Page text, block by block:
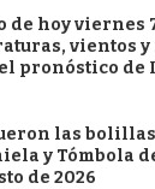
de hoy viernes
vientos y
pronóstico de
las
y Tómbola
de 2026